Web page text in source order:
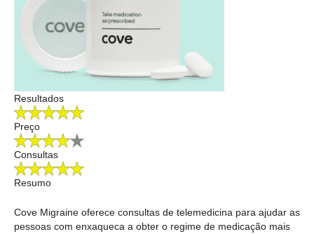
Resultados
Preço
Consultas
Resumo
Cove Migraine oferece consultas de telemedicina para ajudar as
pessoas com enxaqueca a obter o regime de medicação mais